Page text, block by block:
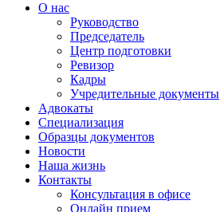
О нас
Руководство
Председатель
Центр подготовки
Ревизор
Кадры
Учредительные документы
Адвокаты
Специализация
Образцы документов
Новости
Наша жизнь
Контакты
Консультация в офисе
Онлайн прием